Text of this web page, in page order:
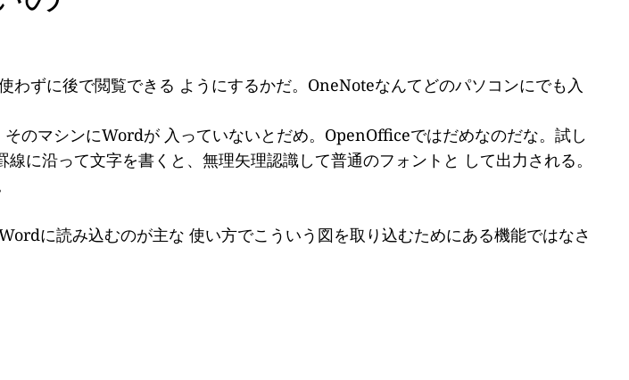
ずに後で閲覧できる ようにするかだ。OneNoteなんてどのパソコンにでも入
のマシンにWordが 入っていないとだめ。OpenOfficeではだめなのだな。試し
に沿って文字を書くと、無理矢理認識して普通のフォントと して出力される。
に読み込むのが主な 使い方でこういう図を取り込むためにある機能ではなさ